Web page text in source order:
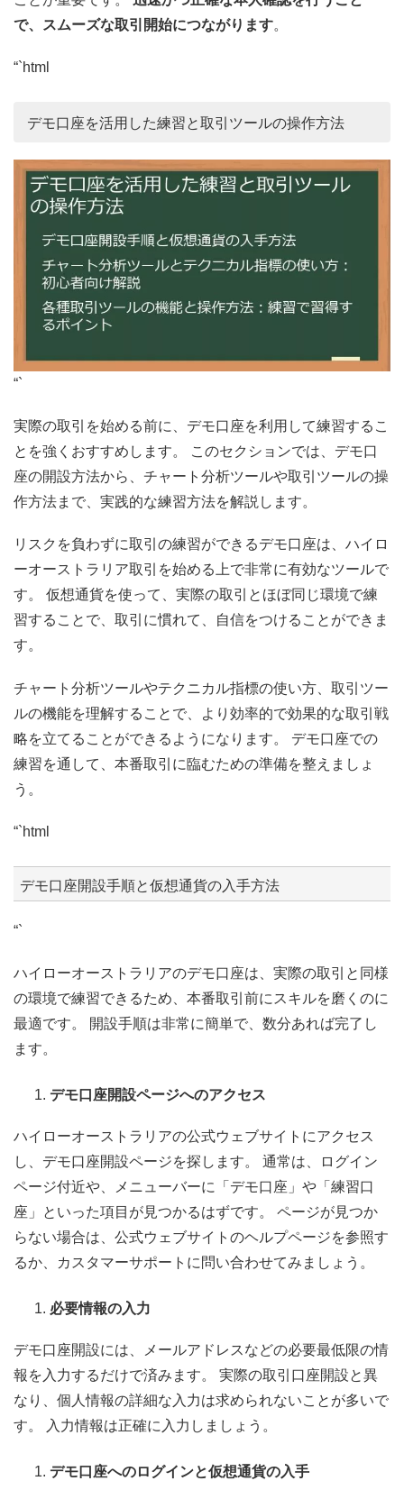
で、スムーズな取引開始につながります。
“`html
デモ口座を活用した練習と取引ツールの操作方法
“`
実際の取引を始める前に、デモ口座を利用して練習するこ
とを強くおすすめします。 このセクションでは、デモ口
座の開設方法から、チャート分析ツールや取引ツールの操
作方法まで、実践的な練習方法を解説します。
リスクを負わずに取引の練習ができるデモ口座は、ハイロ
ーオーストラリア取引を始める上で非常に有効なツールで
す。 仮想通貨を使って、実際の取引とほぼ同じ環境で練
習することで、取引に慣れて、自信をつけることができま
す。
チャート分析ツールやテクニカル指標の使い方、取引ツー
ルの機能を理解することで、より効率的で効果的な取引戦
略を立てることができるようになります。 デモ口座での
練習を通して、本番取引に臨むための準備を整えましょ
う。
“`html
デモ口座開設手順と仮想通貨の入手方法
“`
ハイローオーストラリアのデモ口座は、実際の取引と同様
の環境で練習できるため、本番取引前にスキルを磨くのに
最適です。 開設手順は非常に簡単で、数分あれば完了し
ます。
デモ口座開設ページへのアクセス
ハイローオーストラリアの公式ウェブサイトにアクセス
し、デモ口座開設ページを探します。 通常は、ログイン
ページ付近や、メニューバーに「デモ口座」や「練習口
座」といった項目が見つかるはずです。 ページが見つか
らない場合は、公式ウェブサイトのヘルプページを参照す
るか、カスタマーサポートに問い合わせてみましょう。
必要情報の入力
デモ口座開設には、メールアドレスなどの必要最低限の情
報を入力するだけで済みます。 実際の取引口座開設と異
なり、個人情報の詳細な入力は求められないことが多いで
す。 入力情報は正確に入力しましょう。
デモ口座へのログインと仮想通貨の入手